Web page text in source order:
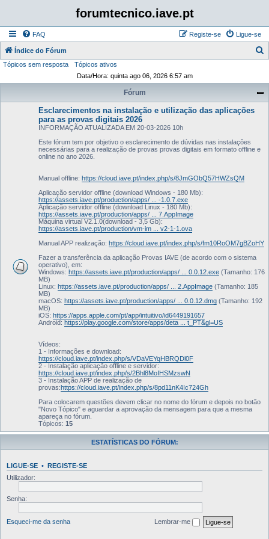
forumtecnico.iave.pt
FAQ Ligue-se
Registe-se
Índice do Fórum
Tópicos sem resposta
Tópicos ativos
Data/Hora: quinta ago 06, 2026 6:57 am
Fórum
Esclarecimentos na instalação e utilização das aplicações
para as provas digitais 2026
INFORMAÇÃO ATUALIZADA EM 20-03-2026 10h
Este fórum tem por objetivo o esclarecimento de dúvidas nas instalações
necessárias para a realização de provas provas digitais em formato offline e
online no ano 2026.
Manual offline: https://cloud.iave.pt/index.php/s/8JmGObQ57HWZsQM
Aplicação servidor offline (download Windows - 180 Mb):
https://assets.iave.pt/production/apps/ ... -1.0.7.exe
Aplicação servidor offline (download Linux - 180 Mb):
https://assets.iave.pt/production/apps/ ... 7.AppImage
Máquina virtual V2.1.0(download - 3,5 Gb):
https://assets.iave.pt/production/vm-im ... v2-1-1.ova
Manual APP realização: https://cloud.iave.pt/index.php/s/fm10RoOM7gBZoHY
Fazer a transferência da aplicação Provas IAVE (de acordo com o sistema
operativo), em:
Windows: https://assets.iave.pt/production/apps/ ... 0.0.12.exe (Tamanho: 176
MB)
Linux: https://assets.iave.pt/production/apps/ ... 2.AppImage (Tamanho: 185
MB)
macOS: https://assets.iave.pt/production/apps/ ... 0.0.12.dmg (Tamanho: 192
MB)
iOS: https://apps.apple.com/pt/app/intuitivo/id6449191657
Android: https://play.google.com/store/apps/deta ... t_PT&gl=US
Vídeos:
1 - Informações e download:
https://cloud.iave.pt/index.php/s/VDaVEYqHBRQDl0F
2 - Instalação aplicação offline e servidor:
https://cloud.iave.pt/index.php/s/2Bhl8MoIHSMzswN
3 - Instalação APP de realização de
provas:https://cloud.iave.pt/index.php/s/8pd11nK4Ic724Gh
Para colocarem questões devem clicar no nome do fórum e depois no botão
"Novo Tópico" e aguardar a aprovação da mensagem para que a mesma
apareça no fórum.
Tópicos: 15
ESTATÍSTICAS DO FÓRUM:
LIGUE-SE • REGISTE-SE
Utilizador:
Senha:
Esqueci-me da senha Lembrar-me